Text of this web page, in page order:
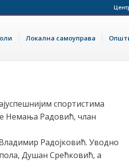
Локална самоуправа
спортистима
Немања Радовић, члан
Радојковић. Уводно
Душан Срећковић, а